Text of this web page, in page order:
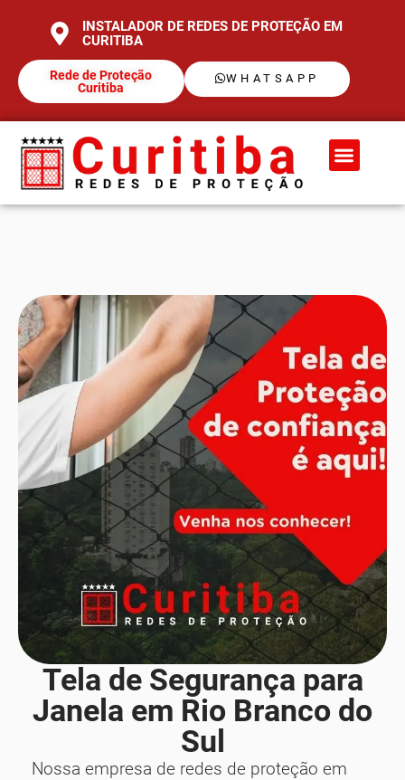
INSTALADOR DE REDES DE PROTEÇÃO EM
CURITIBA
Rede de Proteção
Curitiba
WHATSAPP
Tela de Segurança para
Janela em Rio Branco do
Sul
Nossa empresa de redes de proteção em